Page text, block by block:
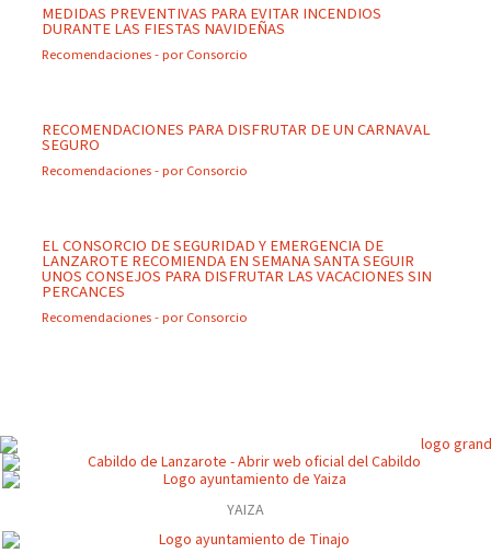
MEDIDAS PREVENTIVAS PARA EVITAR INCENDIOS
DURANTE LAS FIESTAS NAVIDEÑAS
Recomendaciones- por Consorcio
RECOMENDACIONES PARA DISFRUTAR DE UN CARNAVAL
SEGURO
Recomendaciones- por Consorcio
EL CONSORCIO DE SEGURIDAD Y EMERGENCIA DE
LANZAROTE RECOMIENDA EN SEMANA SANTA SEGUIR
UNOS CONSEJOS PARA DISFRUTAR LAS VACACIONES SIN
PERCANCES
Recomendaciones- por Consorcio
YAIZA